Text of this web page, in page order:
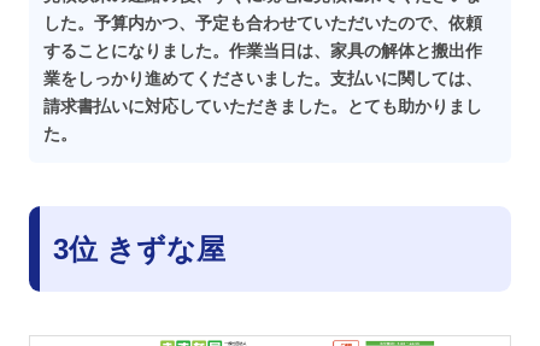
した。予算内かつ、予定も合わせていただいたので、依頼
することになりました。作業当日は、家具の解体と搬出作
業をしっかり進めてくださいました。支払いに関しては、
請求書払いに対応していただきました。とても助かりまし
た。
3位 きずな屋